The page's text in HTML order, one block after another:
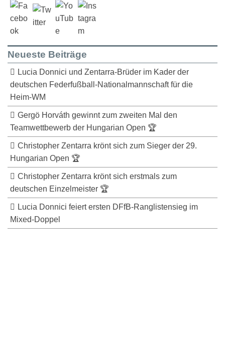
Neueste Beiträge
Lucia Donnici und Zentarra-Brüder im Kader der
deutschen Federfußball-Nationalmannschaft für die
Heim-WM
Gergö Horváth gewinnt zum zweiten Mal den
Teamwettbewerb der Hungarian Open 🏆
Christopher Zentarra krönt sich zum Sieger der 29.
Hungarian Open 🏆
Christopher Zentarra krönt sich erstmals zum
deutschen Einzelmeister 🏆
Lucia Donnici feiert ersten DFfB-Ranglistensieg im
Mixed-Doppel